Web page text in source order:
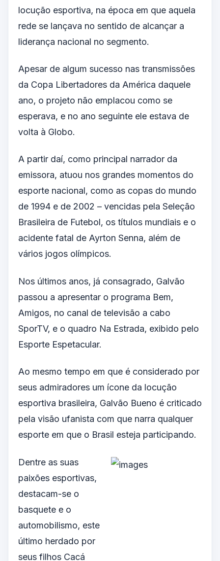
locução esportiva, na época em que aquela
rede se lançava no sentido de alcançar a
liderança nacional no segmento.
Apesar de algum sucesso nas transmissões
da Copa Libertadores da América daquele
ano, o projeto não emplacou como se
esperava, e no ano seguinte ele estava de
volta à Globo.
A partir daí, como principal narrador da
emissora, atuou nos grandes momentos do
esporte nacional, como as copas do mundo
de 1994 e de 2002 – vencidas pela Seleção
Brasileira de Futebol, os títulos mundiais e o
acidente fatal de Ayrton Senna, além de
vários jogos olímpicos.
Nos últimos anos, já consagrado, Galvão
passou a apresentar o programa Bem,
Amigos, no canal de televisão a cabo
SporTV, e o quadro Na Estrada, exibido pelo
Esporte Espetacular.
Ao mesmo tempo em que é considerado por
seus admiradores um ícone da locução
esportiva brasileira, Galvão Bueno é criticado
pela visão ufanista com que narra qualquer
esporte em que o Brasil esteja participando.
Dentre as suas
paixões esportivas,
destacam-se o
basquete e o
automobilismo, este
último herdado por
seus filhos Cacá